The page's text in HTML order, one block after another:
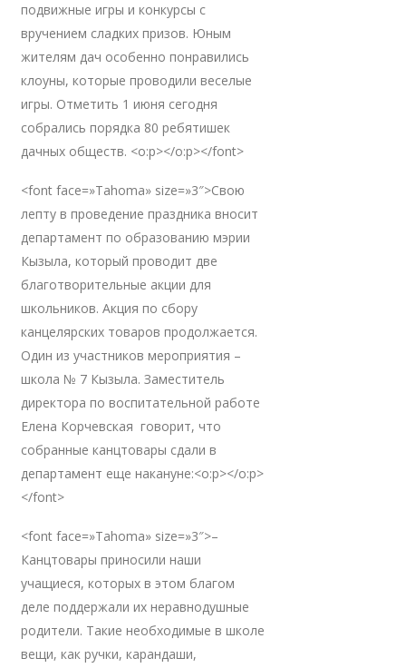
подвижные игры и конкурсы с
вручением сладких призов. Юным
жителям дач особенно понравились
клоуны, которые проводили веселые
игры. Отметить 1 июня сегодня
собрались порядка 80 ребятишек
дачных обществ. <o:p></o:p></font>
<font face=»Tahoma» size=»3″>Свою
лепту в проведение праздника вносит
департамент по образованию мэрии
Кызыла, который проводит две
благотворительные акции для
школьников. Акция по сбору
канцелярских товаров продолжается.
Один из участников мероприятия –
школа № 7 Кызыла. Заместитель
директора по воспитательной работе
Елена Корчевская говорит, что
собранные канцтовары сдали в
департамент еще накануне:<o:p></o:p>
</font>
<font face=»Tahoma» size=»3″>–
Канцтовары приносили наши
учащиеся, которых в этом благом
деле поддержали их неравнодушные
родители. Такие необходимые в школе
вещи, как ручки, карандаши,